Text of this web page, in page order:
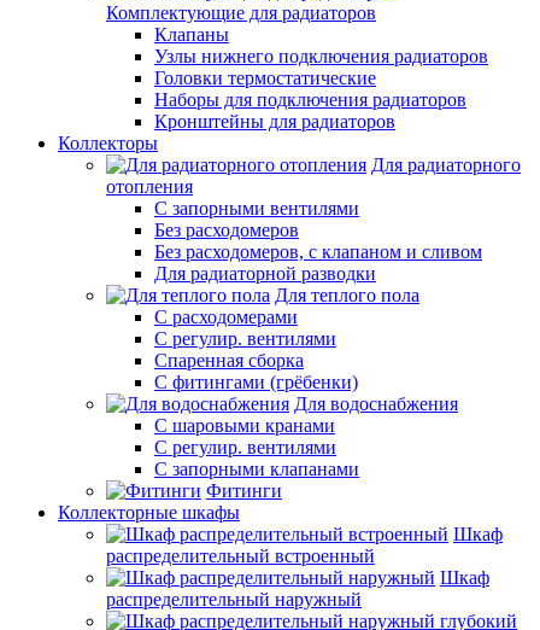
Комплектующие для радиаторов
Клапаны
Узлы нижнего подключения радиаторов
Головки термостатические
Наборы для подключения радиаторов
Кронштейны для радиаторов
Коллекторы
Для радиаторного
отопления
С запорными вентилями
Без расходомеров
Без расходомеров, с клапаном и сливом
Для радиаторной разводки
Для теплого пола
C расходомерами
С регулир. вентилями
Спаренная сборка
С фитингами (грёбенки)
Для водоснабжения
С шаровыми кранами
С регулир. вентилями
С запорными клапанами
Фитинги
Коллекторные шкафы
Шкаф
распределительный встроенный
Шкаф
распределительный наружный